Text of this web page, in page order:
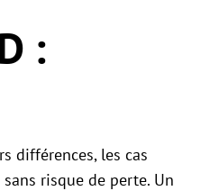
:
différences, les cas
risque de perte. Un